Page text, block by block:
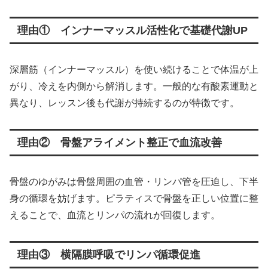
理由① インナーマッスル活性化で基礎代謝UP
深層筋（インナーマッスル）を使い続けることで体温が上
がり、冷えを内側から解消します。一般的な有酸素運動と
異なり、レッスン後も代謝が持続するのが特徴です。
理由② 骨盤アライメント整正で血流改善
骨盤のゆがみは骨盤周囲の血管・リンパ管を圧迫し、下半
身の循環を妨げます。ピラティスで骨盤を正しい位置に整
えることで、血流とリンパの流れが回復します。
理由③ 横隔膜呼吸でリンパ循環促進